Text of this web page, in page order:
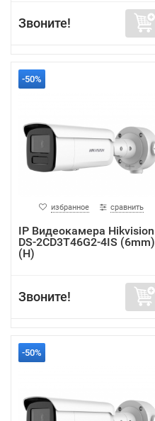
Звоните!
-50%
избранное сравнить
IP Видеокамера Hikvision
DS-2CD3T46G2-4IS (6mm)
(H)
Звоните!
-50%